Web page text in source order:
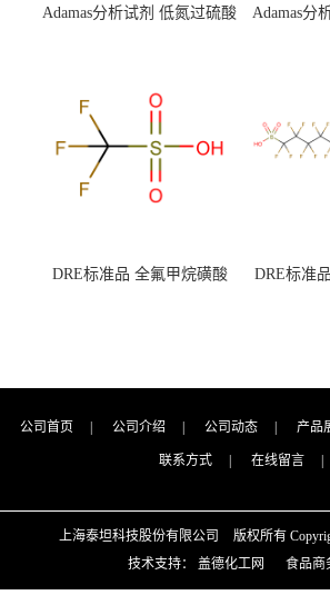
Adamas分析试剂 低氮过硫酸
（泰坦现货供应）
Adamas分
DRE标准品 全氟甲烷磺酸
DRE标准
公司首页 公司介绍 公司动态 产品
联系方式 在线留言
上海泰坦科技股份有限公司 版权所有
技术支持： 盖德化工网 食品商